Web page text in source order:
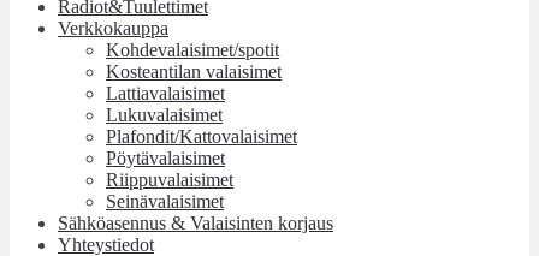
Radiot&Tuulettimet
Verkkokauppa
Kohdevalaisimet/spotit
Kosteantilan valaisimet
Lattiavalaisimet
Lukuvalaisimet
Plafondit/Kattovalaisimet
Pöytävalaisimet
Riippuvalaisimet
Seinävalaisimet
Sähköasennus & Valaisinten korjaus
Yhteystiedot